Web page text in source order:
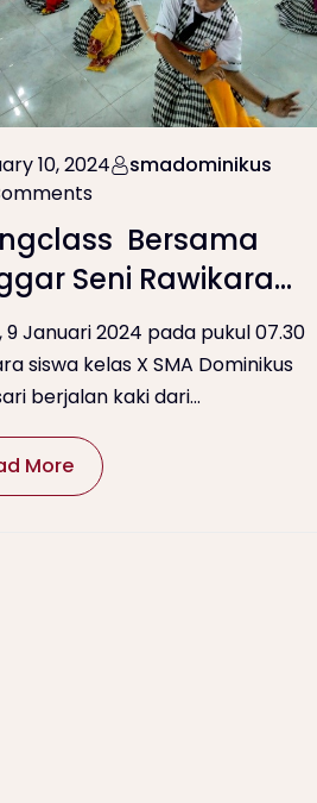
10, 2024
smadominikus
Bersama
Seni Rawikara
9 Januari 2024 pada pukul 07.30
siswa kelas X SMA Dominikus
berjalan kaki dari...
More